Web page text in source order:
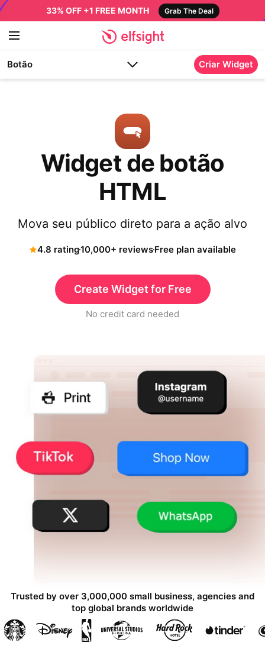
33% OFF +1 FREE MONTH Grab The Deal
Botão Criar Widget
Widget de botão
HTML
Mova seu público direto para a ação alvo
4.8 rating10,000+ reviewsFree plan available
Create Widget for Free
No credit card needed
Trusted by over 3,000,000 small business, agencies and
top global brands worldwide